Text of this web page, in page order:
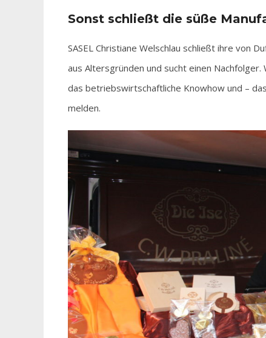
Sonst schließt die süße
SASEL Christiane Welschlau schließt ihre von
aus Altersgründen und sucht einen
das betriebswirtschaftliche Knowhow und –
melden.